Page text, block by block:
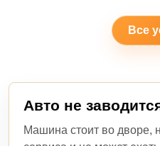
Все
Авто не
Машина стоит во дворе,